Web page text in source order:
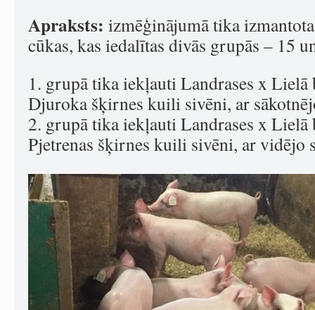
Apraksts: izmēģinājumā tika
cūkas, kas iedalītas divās grupās – 15
1. grupā tika iekļauti Landrases x
Djuroka šķirnes kuili sivēni, ar
2. grupā tika iekļauti Landrases x
Pjetrenas šķirnes kuili sivēni, ar vidējo